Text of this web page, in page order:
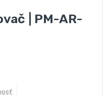
| PM-AR-